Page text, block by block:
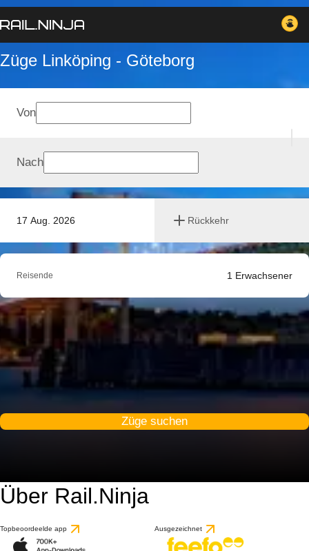
Züge Linköping - Göteborg
17 Aug. 2026 Rückkehr
Von
Nach
Reisende 1 Erwachsener
Züge suchen
Über Rail.Ninja
Topbeoordeelde app Ausgezeichnet